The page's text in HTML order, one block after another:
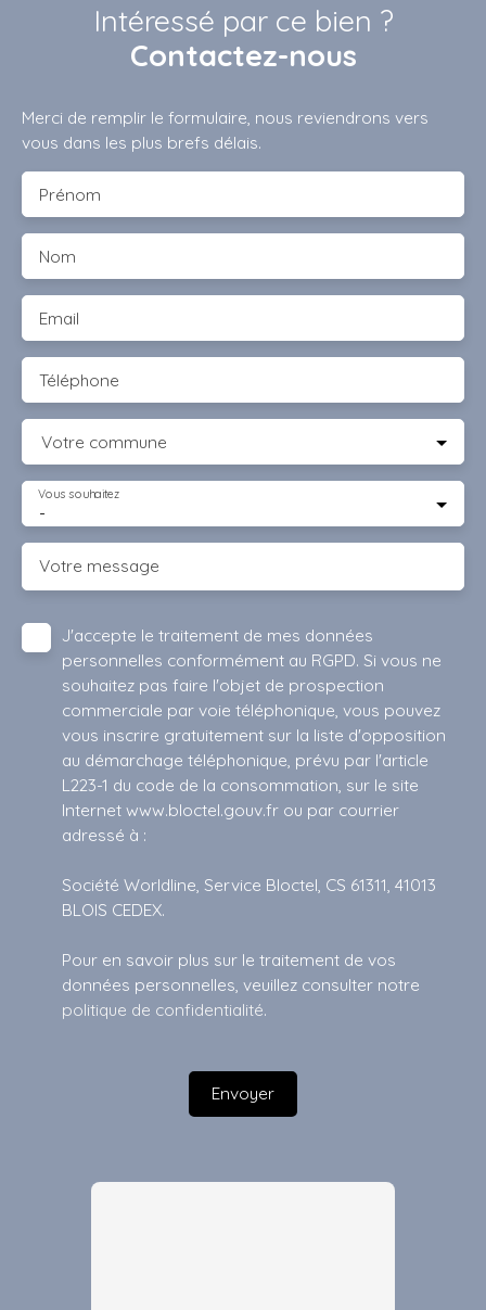
Intéressé par ce bien ?
Contactez-nous
Merci de remplir le formulaire, nous reviendrons vers
vous dans les plus brefs délais.
Prénom
Nom
Email
Téléphone
Votre commune
-
Vous souhaitez
Votre message
J'accepte le traitement de mes données
personnelles conformément au RGPD. Si vous ne
souhaitez pas faire l'objet de prospection
commerciale par voie téléphonique, vous pouvez
vous inscrire gratuitement sur la liste d'opposition
au démarchage téléphonique, prévu par l'article
L223-1 du code de la consommation, sur le site
Internet www.bloctel.gouv.fr ou par courrier
adressé à :
Société Worldline, Service Bloctel, CS 61311, 41013
BLOIS CEDEX.
Pour en savoir plus sur le traitement de vos
données personnelles, veuillez consulter notre
politique de confidentialité.
Envoyer